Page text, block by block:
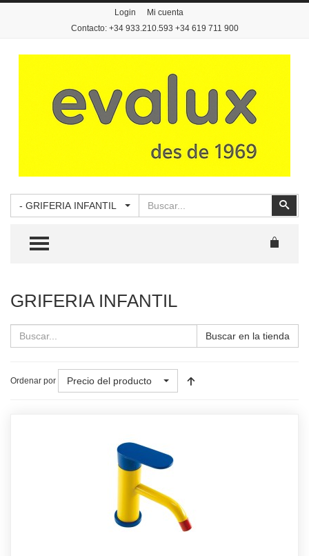
Login
Mi cuenta
Contacto: +34 933.210.593 +34 619 711 900
- GRIFERIA INFANTIL
TOGGLE MENU
GRIFERIA INFANTIL
Buscar en la tienda
Ordenar por Precio del producto